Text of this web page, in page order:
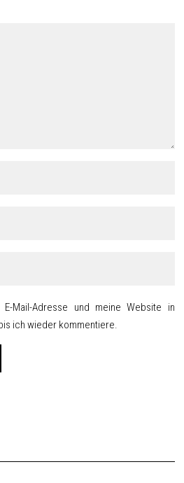
E-Mail-Adresse und meine Website in
ich wieder kommentiere.